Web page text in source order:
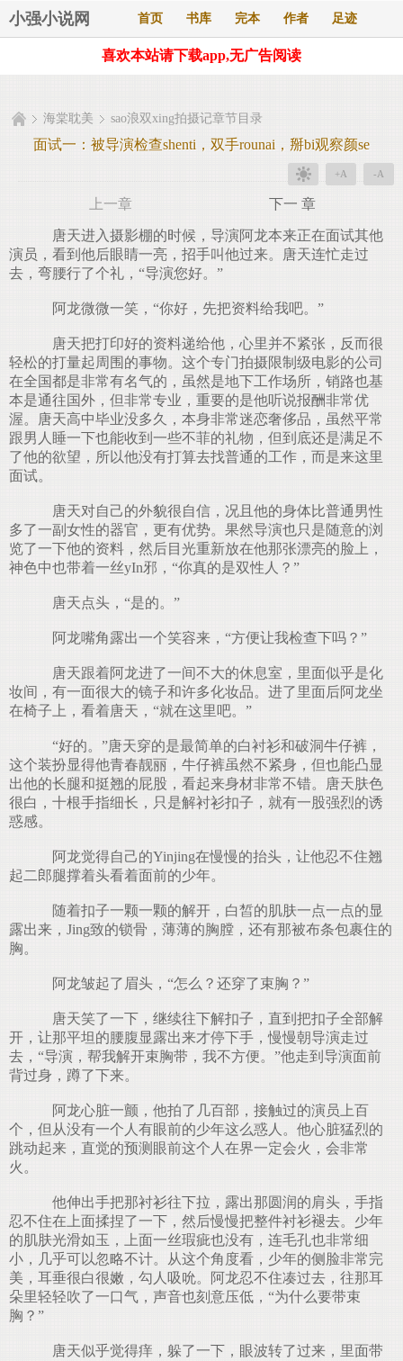
小强小说网 首页 书库 完本 作者 足迹
喜欢本站请下载app,无广告阅读
海棠耽美 sao浪双xing拍摄记章节目录
面试一：被导演检查shenti，双手rounai，掰bi观察颜se
+A -A
上一章 下一 章
唐天进入摄影棚的时候，导演阿龙本来正在面试其他
演员，看到他后眼睛一亮，招手叫他过来。唐天连忙走过
去，弯腰行了个礼，“导演您好。”
阿龙微微一笑，“你好，先把资料给我吧。”
唐天把打印好的资料递给他，心里并不紧张，反而很
轻松的打量起周围的事物。这个专门拍摄限制级电影的公司
在全国都是非常有名气的，虽然是地下工作场所，销路也基
本是通往国外，但非常专业，重要的是他听说报酬非常优
渥。唐天高中毕业没多久，本身非常迷恋奢侈品，虽然平常
跟男人睡一下也能收到一些不菲的礼物，但到底还是满足不
了他的欲望，所以他没有打算去找普通的工作，而是来这里
面试。
唐天对自己的外貌很自信，况且他的身体比普通男性
多了一副女性的器官，更有优势。果然导演也只是随意的浏
览了一下他的资料，然后目光重新放在他那张漂亮的脸上，
神色中也带着一丝yIn邪，“你真的是双性人？”
唐天点头，“是的。”
阿龙嘴角露出一个笑容来，“方便让我检查下吗？”
唐天跟着阿龙进了一间不大的休息室，里面似乎是化
妆间，有一面很大的镜子和许多化妆品。进了里面后阿龙坐
在椅子上，看着唐天，“就在这里吧。”
“好的。”唐天穿的是最简单的白衬衫和破洞牛仔裤，
这个装扮显得他青春靓丽，牛仔裤虽然不紧身，但也能凸显
出他的长腿和挺翘的屁股，看起来身材非常不错。唐天肤色
很白，十根手指细长，只是解衬衫扣子，就有一股强烈的诱
惑感。
阿龙觉得自己的Yinjing在慢慢的抬头，让他忍不住翘
起二郎腿撑着头看着面前的少年。
随着扣子一颗一颗的解开，白皙的肌肤一点一点的显
露出来，Jing致的锁骨，薄薄的胸膛，还有那被布条包裹住的
胸。
阿龙皱起了眉头，“怎么？还穿了束胸？”
唐天笑了一下，继续往下解扣子，直到把扣子全部解
开，让那平坦的腰腹显露出来才停下手，慢慢朝导演走过
去，“导演，帮我解开束胸带，我不方便。”他走到导演面前
背过身，蹲了下来。
阿龙心脏一颤，他拍了几百部，接触过的演员上百
个，但从没有一个人有眼前的少年这么惑人。他心脏猛烈的
跳动起来，直觉的预测眼前这个人在界一定会火，会非常
火。
他伸出手把那衬衫往下拉，露出那圆润的肩头，手指
忍不住在上面揉捏了一下，然后慢慢把整件衬衫褪去。少年
的肌肤光滑如玉，上面一丝瑕疵也没有，连毛孔也非常细
小，几乎可以忽略不计。从这个角度看，少年的侧脸非常完
美，耳垂很白很嫩，勾人吸吮。阿龙忍不住凑过去，往那耳
朵里轻轻吹了一口气，声音也刻意压低，“为什么要带束
胸？”
唐天似乎觉得痒，躲了一下，眼波转了过来，里面带